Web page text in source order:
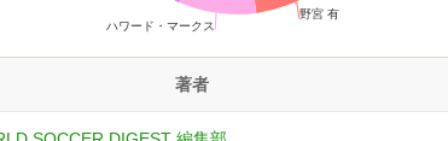
野宮 有
ハワード・マークス
著者